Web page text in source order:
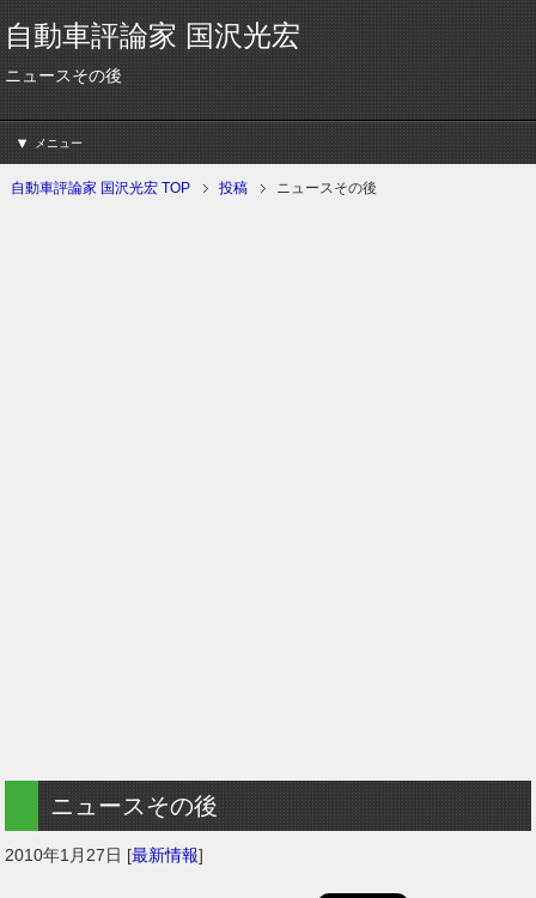
自動車評論家 国沢光宏
ニュースその後
メニュー
自動車評論家 国沢光宏 TOP 投稿 ニュースその後
ニュースその後
2010年1月27日 [最新情報]